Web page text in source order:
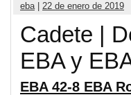
eba| 22 de enero de 2019
Cadete |
EBA y
EBA 42-8 EBA